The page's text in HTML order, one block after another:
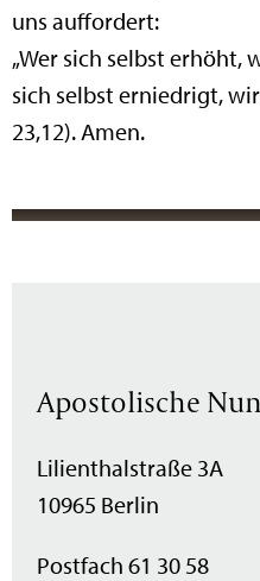
uns auffordert:
„Wer sich selbst
sich selbst erniedrigt,
23,12). Amen.
Apostolische
Lilienthalstraße 3A
10965 Berlin
Postfach 61 30 58